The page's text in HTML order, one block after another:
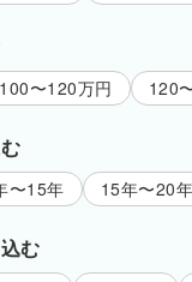
100〜120万円 120
〜15年 15年〜20年
む